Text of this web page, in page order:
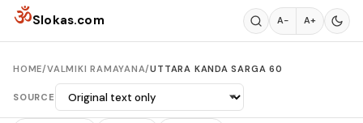
Skip to content
ॐSlokas.com A− A+
HOME/VALMIKI RAMAYANA/UTTARA KANDA SARGA 60
SOURCE